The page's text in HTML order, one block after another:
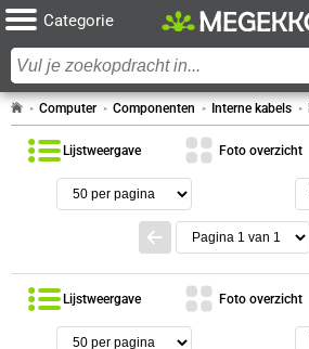
Categorie
Computer Componenten Interne kabels
Lijstweergave Foto overzicht
Lijstweergave Foto overzicht